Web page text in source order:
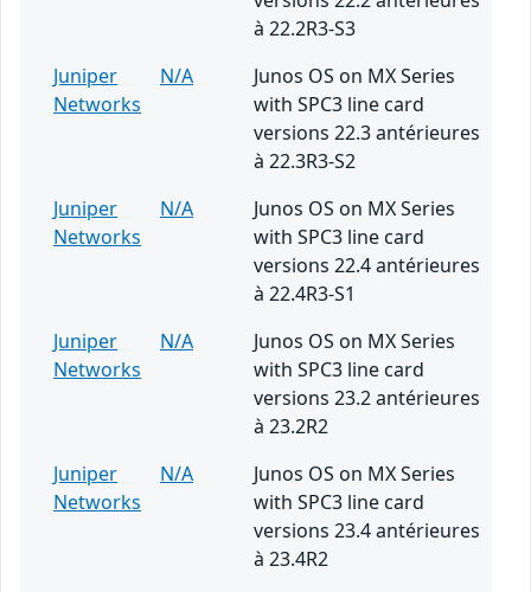
à 22.2R3-S3
Juniper
Networks
N/A
Junos OS on MX Series
with SPC3 line card
versions 22.3 antérieures
à 22.3R3-S2
Juniper
Networks
N/A
Junos OS on MX Series
with SPC3 line card
versions 22.4 antérieures
à 22.4R3-S1
Juniper
Networks
N/A
Junos OS on MX Series
with SPC3 line card
versions 23.2 antérieures
à 23.2R2
Juniper
Networks
N/A
Junos OS on MX Series
with SPC3 line card
versions 23.4 antérieures
à 23.4R2